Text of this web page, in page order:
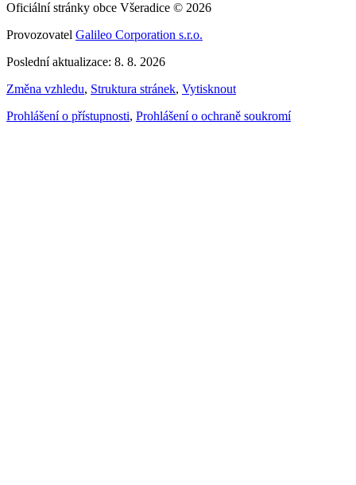
Oficiální stránky obce Všeradice © 2026
Provozovatel Galileo Corporation s.r.o.
Poslední aktualizace: 8. 8. 2026
Změna vzhledu, Struktura stránek, Vytisknout
Prohlášení o přístupnosti, Prohlášení o ochraně soukromí